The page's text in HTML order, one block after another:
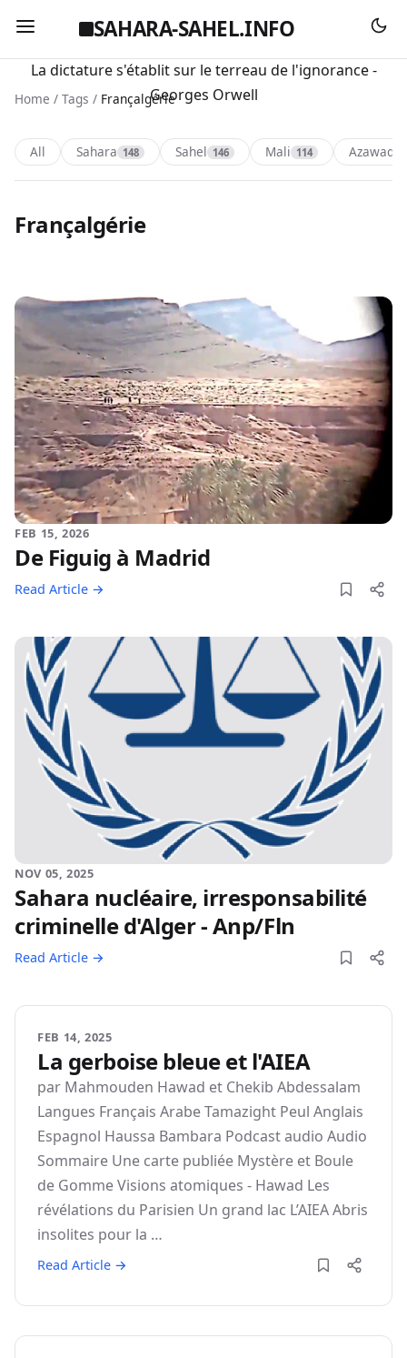
SAHARA-SAHEL.INFO
La dictature s'établit sur le terreau de l'ignorance -
Georges Orwell
Home / Tags / Françalgérie
All Sahara 148 Sahel 146 Mali 114 Azawad
Françalgérie
FEB 15, 2026
De Figuig à Madrid
Read Article →
NOV 05, 2025
Sahara nucléaire, irresponsabilité
criminelle d'Alger - Anp/Fln
Read Article →
FEB 14, 2025
La gerboise bleue et l'AIEA
par Mahmouden Hawad et Chekib Abdessalam
Langues Français Arabe Tamazight Peul Anglais
Espagnol Haussa Bambara Podcast audio Audio
Sommaire Une carte publiée Mystère et Boule
de Gomme Visions atomiques - Hawad Les
révélations du Parisien Un grand lac L’AIEA Abris
insolites pour la …
Read Article →